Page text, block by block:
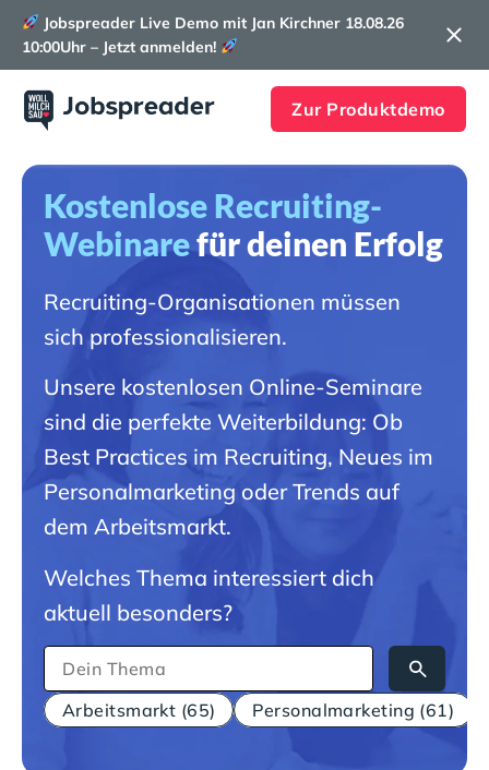
Jobspreader Live Demo mit Jan Kirchner 18.08.26
10:00Uhr – Jetzt anmelden!
Zur Produktdemo
Kostenlose Recruiting-
Webinarefür deinen Erfolg
Recruiting-Organisationen müssen
sich professionalisieren.
Unsere kostenlosen Online-Seminare
sind die perfekte Weiterbildung: Ob
Best Practices im Recruiting, Neues im
Personalmarketing oder Trends auf
dem Arbeitsmarkt.
Welches Thema interessiert dich
aktuell besonders?
Arbeitsmarkt (65) Personalmarketing (61)